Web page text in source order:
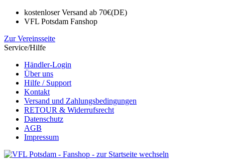
kostenloser Versand ab 70€(DE)
VFL Potsdam Fanshop
Zur Vereinsseite
Service/Hilfe
Händler-Login
Über uns
Hilfe / Support
Kontakt
Versand und Zahlungsbedingungen
RETOUR & Widerrufsrecht
Datenschutz
AGB
Impressum